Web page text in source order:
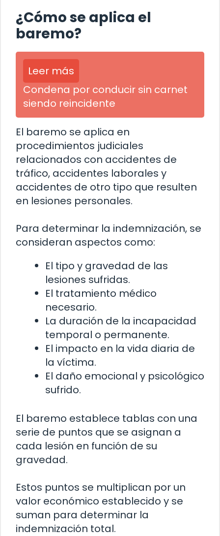
¿Cómo se aplica el
baremo?
Leer más
Condena por conducir sin carnet
siendo reincidente
El baremo se aplica en
procedimientos judiciales
relacionados con accidentes de
tráfico, accidentes laborales y
accidentes de otro tipo que resulten
en lesiones personales.
Para determinar la indemnización, se
consideran aspectos como:
El tipo y gravedad de las
lesiones sufridas.
El tratamiento médico
necesario.
La duración de la incapacidad
temporal o permanente.
El impacto en la vida diaria de
la víctima.
El daño emocional y psicológico
sufrido.
El baremo establece tablas con una
serie de puntos que se asignan a
cada lesión en función de su
gravedad.
Estos puntos se multiplican por un
valor económico establecido y se
suman para determinar la
indemnización total.